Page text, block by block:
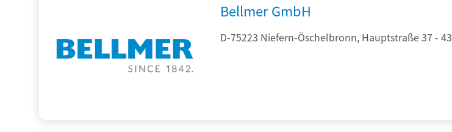
Bellmer GmbH
D-75223 Niefern-Öschelbronn, Hauptstraße 37 - 43